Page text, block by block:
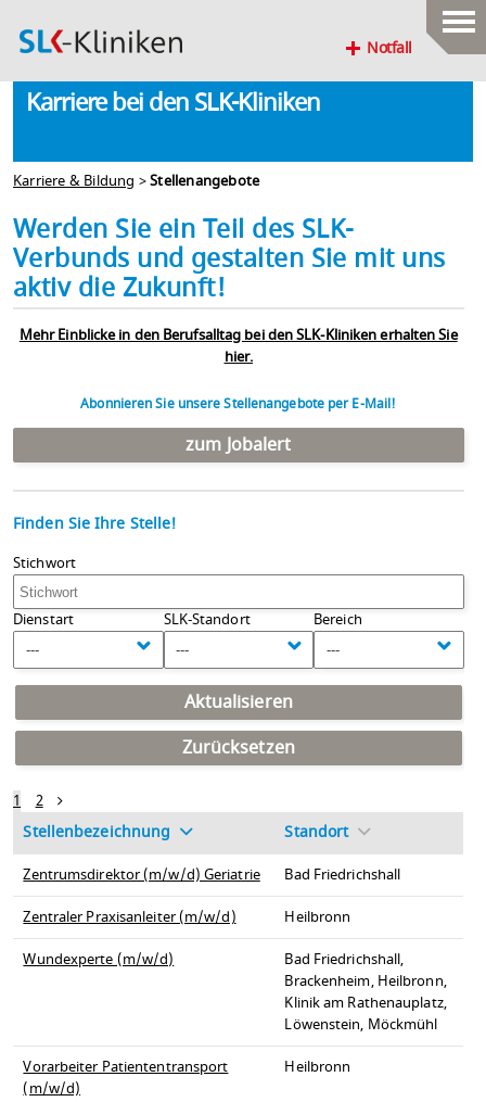
Notfall
Karriere bei den SLK-Kliniken
Karriere & Bildung >Stellenangebote
Werden Sie ein Teil des SLK-
Verbunds und gestalten Sie mit uns
aktiv die Zukunft!
Mehr Einblicke in den Berufsalltag bei den SLK-Kliniken erhalten Sie
hier.
Abonnieren Sie unsere Stellenangebote per E-Mail!
zum Jobalert
Finden Sie Ihre Stelle!
Stichwort
Dienstart
---
SLK-Standort
---
Bereich
---
Aktualisieren
Zurücksetzen
1
2
Stellenbezeichnung
Standort
Zentrumsdirektor (m/w/d) Geriatrie
Bad Friedrichshall
Zentraler Praxisanleiter (m/w/d)
Heilbronn
Wundexperte (m/w/d)
Bad Friedrichshall,
Brackenheim, Heilbronn,
Klinik am Rathenauplatz,
Löwenstein, Möckmühl
Vorarbeiter Patiententransport
(m/w/d)
Heilbronn